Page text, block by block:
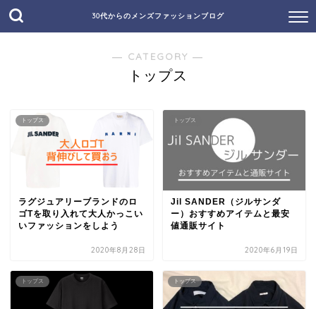
30代からのメンズファッションブログ
― CATEGORY ―
トップス
トップス
ラグジュアリーブランドのロ
ゴTを取り入れて大人かっこい
いファッションをしよう
2020年8月28日
トップス
Jil SANDER（ジルサンダ
ー）おすすめアイテムと最安
値通販サイト
2020年6月19日
トップス トップス